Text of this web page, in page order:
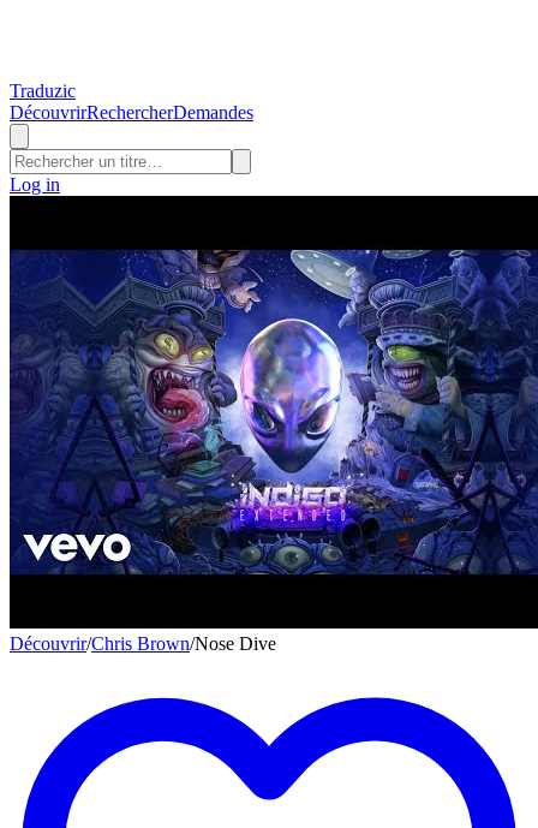
Traduzic
DécouvrirRechercherDemandes
Log in
Découvrir/Chris Brown/Nose Dive